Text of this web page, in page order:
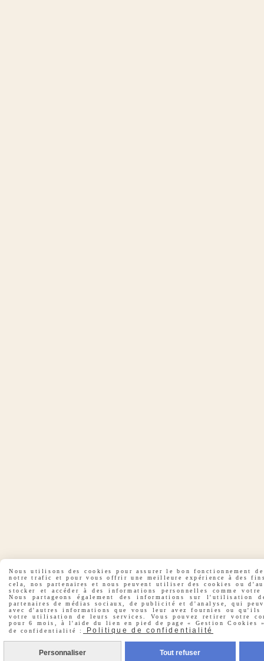
Nous utilisons des cookies pour assurer le bon fonctionnement
notre trafic et pour vous offrir une meilleure expérience à des
cela, nos partenaires et nous peuvent utiliser des cookies ou
stocker et accéder à des informations personnelles comme
Nous partageons également des informations sur l'utilisation
partenaires de médias sociaux, de publicité et d'analyse, qui
avec d'autres informations que vous leur avez fournies ou
votre utilisation de leurs services. Vous pouvez retirer votre
pour 6 mois, à l'aide du lien en pied de page « Gestion
de confidentialité :
Politique de confidentialité
Personnaliser Tout refuser